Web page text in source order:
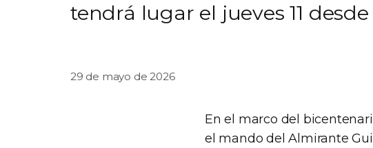
tendrá lugar el jueves 11
29 de mayo de 2026
En el marco del
el mando del Almirante